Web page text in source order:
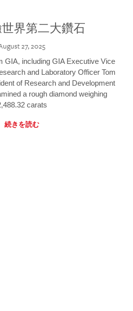
世界第二大鑽石
27, 2025
GIA, including GIA Executive Vice
and Laboratory Officer Tom
of Research and Development
a rough diamond weighing
carats
続きを読む